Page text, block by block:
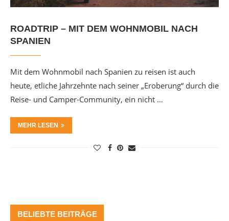
ROADTRIP – MIT DEM WOHNMOBIL NACH
SPANIEN
Mit dem Wohnmobil nach Spanien zu reisen ist auch
heute, etliche Jahrzehnte nach seiner „Eroberung“ durch die
Reise- und Camper-Community, ein nicht …
MEHR LESEN
BELIEBTE BEITRÄGE